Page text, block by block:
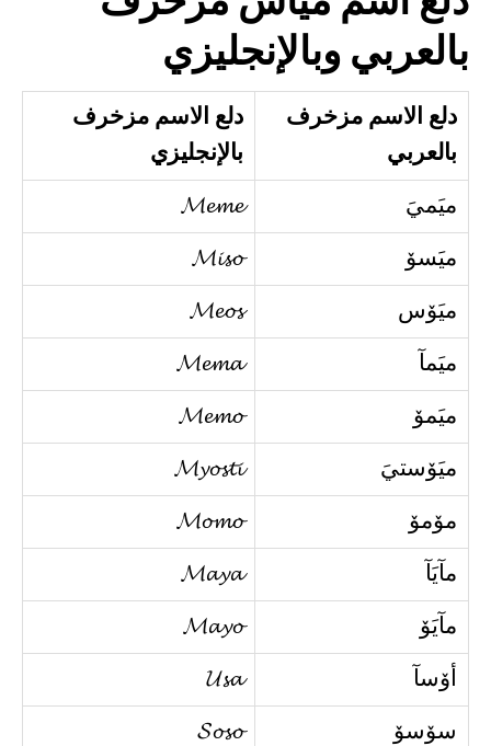
بالعربي وبالإنجليزي
دلع الاسم مزخرف
بالعربي
دلع الاسم مزخرف
بالإنجليزي
ميَميَ 𝓜𝓮𝓶𝓮
ميَسۆ 𝓜𝓲𝓼𝓸
ميَۆس 𝓜𝓮𝓸𝓼
ميَمآ 𝓜𝓮𝓶𝓪
ميَمۆ 𝓜𝓮𝓶𝓸
ميَۆستيَ 𝓜𝔂𝓸𝓼𝓽𝓲
مۆمۆ 𝓜𝓸𝓶𝓸
مآيَآ 𝓜𝓪𝔂𝓪
مآيَۆ 𝓜𝓪𝔂𝓸
أۆسآ 𝓤𝓼𝓪
سۆسۆ 𝓢𝓸𝓼𝓸